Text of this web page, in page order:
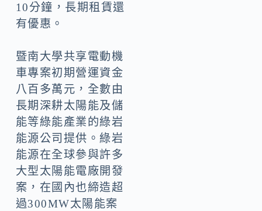
10分鐘，長期租賃還
有優惠。
暨南大學共享電動機
車專案初期營運資金
八百多萬元，全數由
長期深耕太陽能及儲
能等綠能產業的綠岩
能源公司提供。綠岩
能源在全球參與許多
大型太陽能電廠開發
案，在國內也締造超
過300MW太陽能案